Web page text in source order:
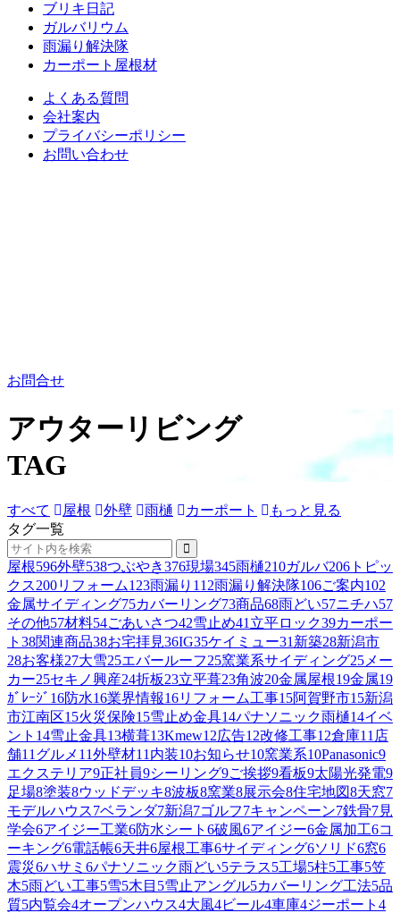
ブリキ日記
ガルバリウム
雨漏り解決隊
カーポート屋根材
よくある質問
会社案内
プライバシーポリシー
お問い合わせ
お問合せ
アウターリビング
TAG
すべて 屋根 外壁 雨樋 カーポート
もっと見る
タグ一覧
屋根596外壁538つぶやき376現場345雨樋210ガルバ206 トピッ
クス200リフォーム123雨漏り 112雨漏り解決隊106ご案内102
金属サイディング75カバーリング73商品68雨どい57ニチハ57
その他57材料54ごあいさつ42雪止め41 立平ロック39カーポー
ト 38関連商品38お宅拝見36IG35ケイミュー31 新築28新潟市
28お客様27大雪25エバールーフ25窯業系サイディング25 メー
カー25セキノ興産24折板23立平葺23角波20金属屋根19金属19
ｶﾞﾚｰｼﾞ 16防水16業界情報16リフォーム工事15阿賀野市15新潟
市江南区15火災保険15雪止め金具14パナソニック雨樋14イベ
ント 14雪止金具13横葺13Kmew12広告12改修工事12倉庫11 店
舗11 グルメ 11外壁材11 内装10お知らせ10窯業系10Panasonic9
エクステリア9正社員9シーリング9ご挨拶9看板9太陽光発電9
足場8塗装8ウッドデッキ8波板8窯業8展示会8住宅地図8天窓7
モデルハウス7ベランダ7新潟7ゴルフ7キャンペーン7鉄骨7見
学会6アイジー工業6防水シート 6破風6アイジー6金属加工6コ
ーキング6電話帳6天井6屋根工事6サイディング6ソリド6窓6
震災6ハサミ 6パナソニック雨どい5テラス5工場5柱5工事5笠
木5雨どい工事5雪5木目 5雪止アングル5カバーリング工法5品
質5内覧会4オープンハウス4大風4ビール4車庫4ジーポート 4